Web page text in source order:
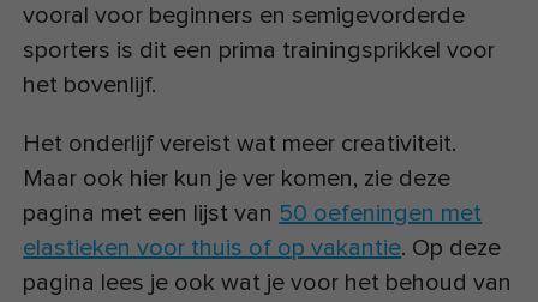
vooral voor beginners en semigevorderde
sporters is dit een prima trainingsprikkel voor
het bovenlijf.
Het onderlijf vereist wat meer creativiteit.
Maar ook hier kun je ver komen, zie deze
pagina met een lijst van 50 oefeningen met
elastieken voor thuis of op vakantie. Op deze
pagina lees je ook wat je voor het behoud van